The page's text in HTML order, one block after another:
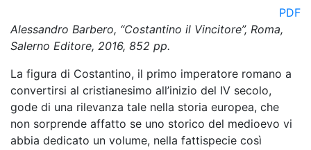
PDF
Alessandro Barbero, “Costantino il Vincitore”, Roma,
Salerno Editore, 2016, 852 pp.
La figura di Costantino, il primo imperatore romano a
convertirsi al cristianesimo all’inizio del IV secolo,
gode di una rilevanza tale nella storia europea, che
non sorprende affatto se uno storico del medioevo vi
abbia dedicato un volume, nella fattispecie così